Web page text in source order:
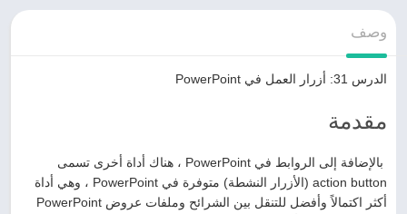
وصف
الدرس 31: أزرار العمل في PowerPoint
مقدمة
بالإضافة إلى الروابط في PowerPoint ، هناك أداة أخرى تسمى
action button (الأزرار النشطة) متوفرة في PowerPoint ، وهي أداة
أكثر اكتمالاً وأفضل للتنقل بين الشرائح وملفات عروض PowerPoint